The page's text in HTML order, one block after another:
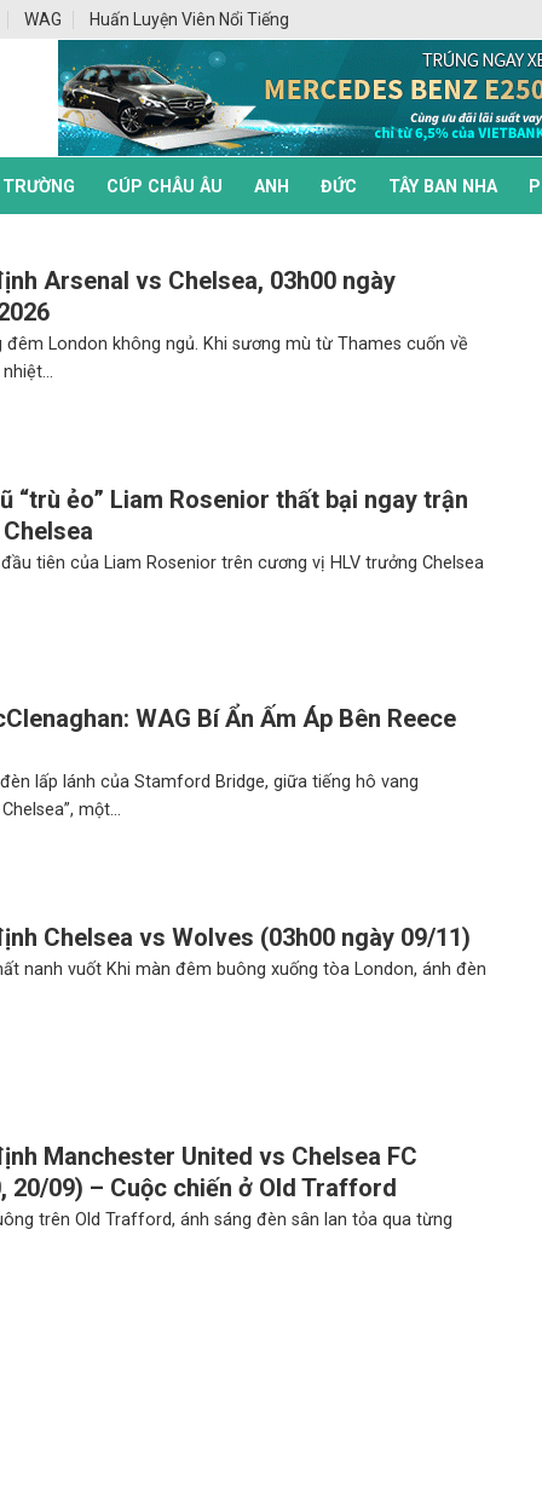
WAG Huấn Luyện Viên Nổi Tiếng
CÚP CHÂU ÂU ANH ĐỨC TÂY BAN NHA
Arsenal vs Chelsea, 03h00 ngày
đêm London không ngủ. Khi sương mù từ Thames cuốn về
“trù ẻo” Liam Rosenior thất bại ngay trận
tiên của Liam Rosenior trên cương vị HLV trưởng Chelsea
WAG Bí Ẩn Ấm Áp Bên Reece
lấp lánh của Stamford Bridge, giữa tiếng hô vang
một...
Chelsea vs Wolves (03h00 ngày 09/11)
nanh vuốt Khi màn đêm buông xuống tòa London, ánh đèn
Manchester United vs Chelsea FC
20/09) – Cuộc chiến ở Old Trafford
trên Old Trafford, ánh sáng đèn sân lan tỏa qua từng